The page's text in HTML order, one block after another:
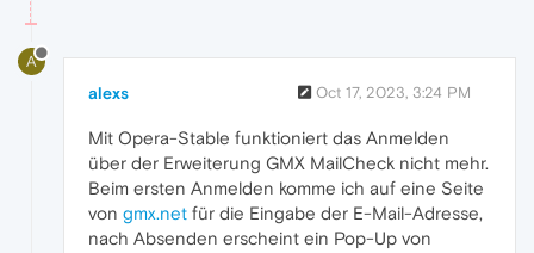
A
alexs Oct 17, 2023, 3:24 PM
Mit Opera-Stable funktioniert das Anmelden
über der Erweiterung GMX MailCheck nicht mehr.
Beim ersten Anmelden komme ich auf eine Seite
von gmx.net für die Eingabe der E-Mail-Adresse,
nach Absenden erscheint ein Pop-Up von